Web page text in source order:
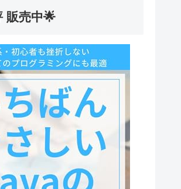
販売中🌟